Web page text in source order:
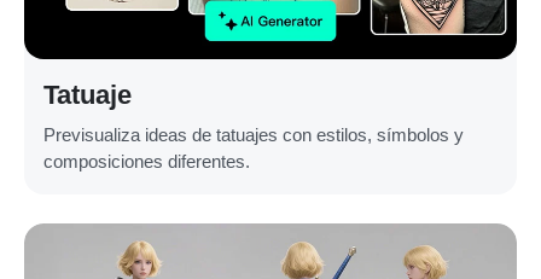
Tatuaje
Previsualiza ideas de tatuajes con estilos, símbolos y
composiciones diferentes.